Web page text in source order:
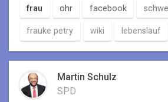
frau ohr facebook
frauke petry wiki lebenslauf
Martin Schulz
SPD